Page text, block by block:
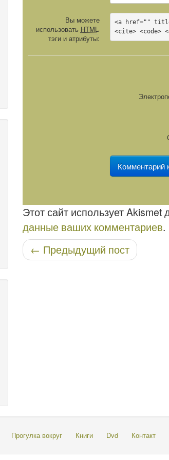
Вы можете
использовать HTML-
тэги и атрибуты:
<a href=""
<cite> <code>
Этот сайт использует
данные ваших комментариев.
Навигация по записям
← Предыдущий пост
Прогулка вокруг Книги Dvd Контакт